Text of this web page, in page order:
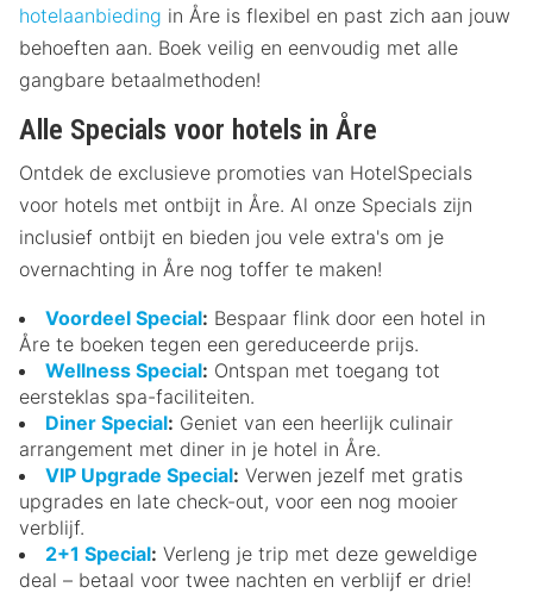
hotelaanbieding in Åre is flexibel en past zich aan jouw
behoeften aan. Boek veilig en eenvoudig met alle
gangbare betaalmethoden!
Alle Specials voor hotels in Åre
Ontdek de exclusieve promoties van HotelSpecials
voor hotels met ontbijt in Åre. Al onze Specials zijn
inclusief ontbijt en bieden jou vele extra's om je
overnachting in Åre nog toffer te maken!
Voordeel Special: Bespaar flink door een hotel in
Åre te boeken tegen een gereduceerde prijs.
Wellness Special: Ontspan met toegang tot
eersteklas spa-faciliteiten.
Diner Special: Geniet van een heerlijk culinair
arrangement met diner in je hotel in Åre.
VIP Upgrade Special: Verwen jezelf met gratis
upgrades en late check-out, voor een nog mooier
verblijf.
2+1 Special: Verleng je trip met deze geweldige
deal – betaal voor twee nachten en verblijf er drie!